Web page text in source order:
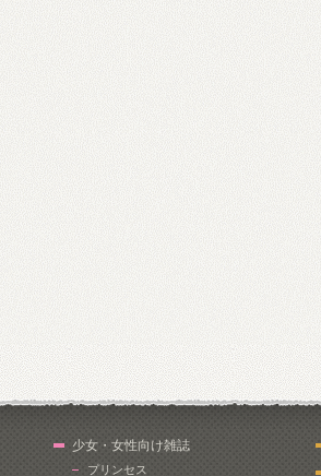
少女・女性向け雑誌
プリンセス